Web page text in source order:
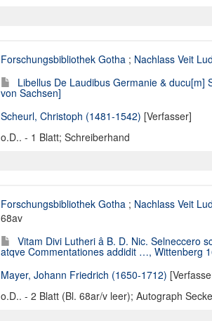
Forschungsbibliothek Gotha ; Nachlass Veit
Libellus De Laudibus Germanie &
von Sachsen]
Scheurl, Christoph (1481-1542) [Verfasser]
o.D.. - 1 Blatt; Schreiberhand
Forschungsbibliothek Gotha ; Nachlass Veit
68av
Vitam Divi Lutheri â B. D. Nic. Selneccero
atqve Commentationes addidit …, Wittenberg
Mayer, Johann Friedrich (1650-1712)
o.D.. - 2 Blatt (Bl. 68ar/v leer); Autograph